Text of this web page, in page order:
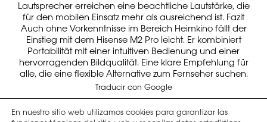
En nuestro sitio web utilizamos cookies para garantizar las